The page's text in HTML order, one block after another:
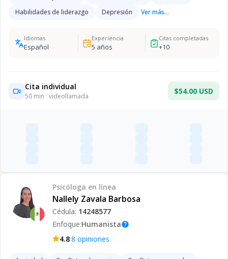
Habilidades de liderazgo
Depresión Ver más...
Idiomas
Español
Experiencia
5 años
Citas completadas
+10
Cita individual
50 min · videollamada
$54.00 USD
Psicóloga en línea
Nallely Zavala Barbosa
Cédula: 14248577
Enfoque:Humanistahelp
4.8·8 opiniones